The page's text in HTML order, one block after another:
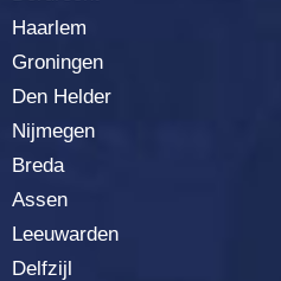
Haarlem
Groningen
Den Helder
Nijmegen
Breda
Assen
Leeuwarden
Delfzijl